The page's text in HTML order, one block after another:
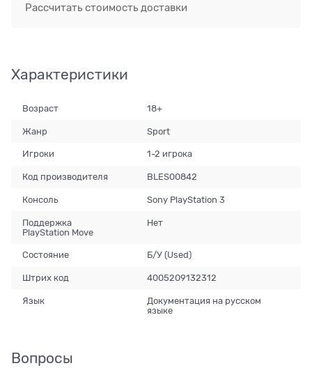
Рассчитать стоимость доставки
Характеристики
Возраст 18+
Жанр Sport
Игроки 1-2 игрока
Код производителя BLES00842
Консоль Sony PlayStation 3
Поддержка
PlayStation Move
Нет
Состояние Б/У (Used)
Штрих код 4005209132312
Язык
Документация на русском
языке
Вопросы